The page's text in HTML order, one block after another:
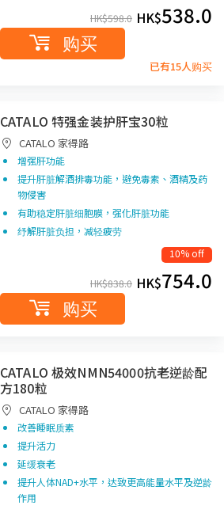
HK$598.0 HK$538.0
购买
已有15人购买
CATALO 特强金装护肝宝30粒
CATALO 家得路
增强肝功能
提升肝脏解酒排毒功能，避免毒素、酒精及药
物侵害
有助稳定肝脏细胞膜，强化肝脏功能
纾解肝脏负担，减轻疲劳
10% off
HK$838.0 HK$754.0
购买
CATALO 极效NMN54000抗老逆龄配
方180粒
CATALO 家得路
改善睡眠质素
提升活力
延缓衰老
提升人体NAD+水平，达致更高能量水平及逆龄
作用